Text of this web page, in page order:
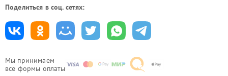
Мы принимаем
все формы оплаты
Поделиться в соц. сетях: